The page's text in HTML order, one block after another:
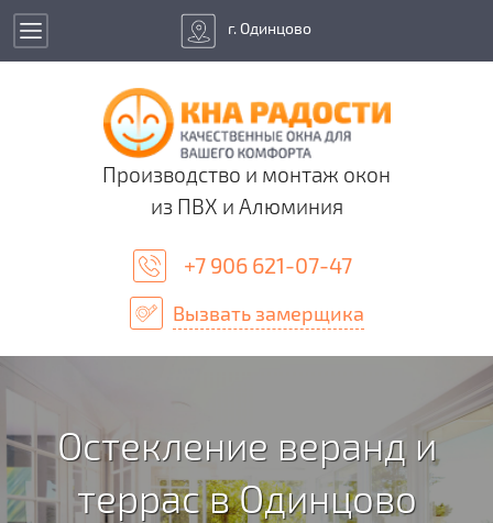
г. Одинцово
Производство и монтаж окон
из ПВХ и Алюминия
+7 906 621-07-47
Вызвать замерщика
Остекление веранд и
террас в Одинцово